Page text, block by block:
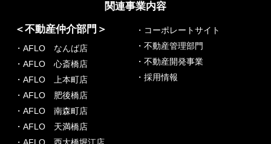
関連事業内容
＜不動産仲介部門＞
・AFLO なんば店
・AFLO 心斎橋店
・AFLO 上本町店
・AFLO 肥後橋店
・AFLO 南森町店
・AFLO 天満橋店
・コーポレートサイト
・不動産管理部門
・不動産開発事業
・採用情報